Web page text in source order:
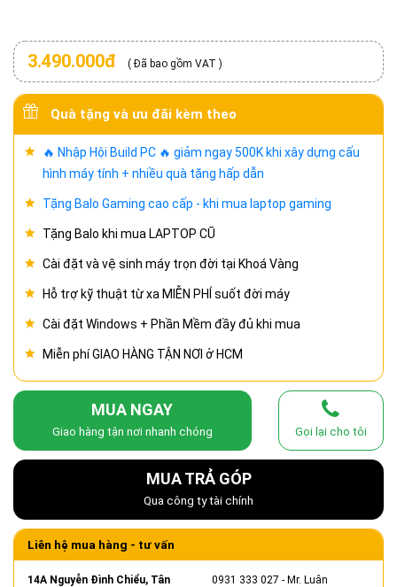
3.490.000đ ( Đã bao gồm VAT )
Quà tặng và ưu đãi kèm theo
🔥 Nhập Hội Build PC 🔥 giảm ngay 500K khi xây dựng cấu
hình máy tính + nhiều quà tặng hấp dẫn
Tặng Balo Gaming cao cấp - khi mua laptop gaming
Tặng Balo khi mua LAPTOP CŨ
Cài đặt và vệ sinh máy trọn đời tại Khoá Vàng
Hỗ trợ kỹ thuật từ xa MIỄN PHÍ suốt đời máy
Cài đặt Windows + Phần Mềm đầy đủ khi mua
Miễn phí GIAO HÀNG TẬN NƠI ở HCM
MUA NGAY
Giao hàng tận nơi nhanh chóng Gọi lại cho tôi
MUA TRẢ GÓP
Qua công ty tài chính
Liên hệ mua hàng - tư vấn
14A Nguyễn Đình Chiểu, Tân
0931 333 027 - Mr. Luân